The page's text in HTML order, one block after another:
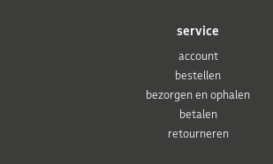
service
account
bestellen
bezorgen en ophalen
betalen
retourneren